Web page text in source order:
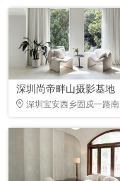
深圳尚帝畔山摄影基地
深圳宝安西乡固戍一路南